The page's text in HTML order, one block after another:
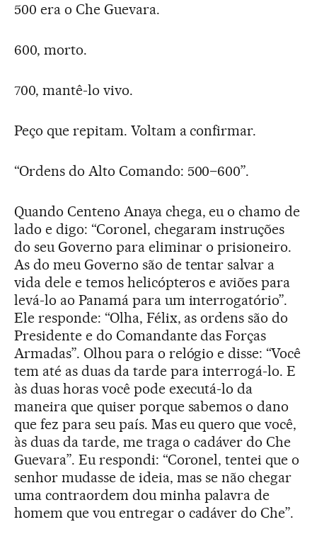
500 era o Che Guevara.
600, morto.
700, mantê-lo vivo.
Peço que repitam. Voltam a confirmar.
“Ordens do Alto Comando: 500–600”.
Quando Centeno Anaya chega, eu o chamo de
lado e digo: “Coronel, chegaram instruções
do seu Governo para eliminar o prisioneiro.
As do meu Governo são de tentar salvar a
vida dele e temos helicópteros e aviões para
levá-lo ao Panamá para um interrogatório”.
Ele responde: “Olha, Félix, as ordens são do
Presidente e do Comandante das Forças
Armadas”. Olhou para o relógio e disse: “Você
tem até as duas da tarde para interrogá-lo. E
às duas horas você pode executá-lo da
maneira que quiser porque sabemos o dano
que fez para seu país. Mas eu quero que você,
às duas da tarde, me traga o cadáver do Che
Guevara”. Eu respondi: “Coronel, tentei que o
senhor mudasse de ideia, mas se não chegar
uma contraordem dou minha palavra de
homem que vou entregar o cadáver do Che”.